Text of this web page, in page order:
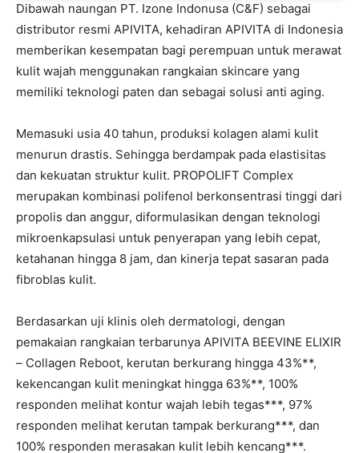
Dibawah naungan PT. Izone Indonusa (C&F) sebagai
distributor resmi APIVITA, kehadiran APIVITA di Indonesia
memberikan kesempatan bagi perempuan untuk merawat
kulit wajah menggunakan rangkaian skincare yang
memiliki teknologi paten dan sebagai solusi anti aging.
Memasuki usia 40 tahun, produksi kolagen alami kulit
menurun drastis. Sehingga berdampak pada elastisitas
dan kekuatan struktur kulit. PROPOLIFT Complex
merupakan kombinasi polifenol berkonsentrasi tinggi dari
propolis dan anggur, diformulasikan dengan teknologi
mikroenkapsulasi untuk penyerapan yang lebih cepat,
ketahanan hingga 8 jam, dan kinerja tepat sasaran pada
fibroblas kulit.
Berdasarkan uji klinis oleh dermatologi, dengan
pemakaian rangkaian terbarunya APIVITA BEEVINE ELIXIR
– Collagen Reboot, kerutan berkurang hingga 43%**,
kekencangan kulit meningkat hingga 63%**, 100%
responden melihat kontur wajah lebih tegas***, 97%
responden melihat kerutan tampak berkurang***, dan
100% responden merasakan kulit lebih kencang***.